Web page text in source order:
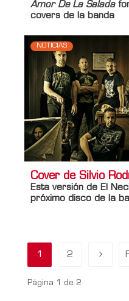
Amor De La Salada
covers de la banda
NOTICIAS
Cover de Silvio
Esta versión de El
próximo disco de la
1 2
Página 1 de 2